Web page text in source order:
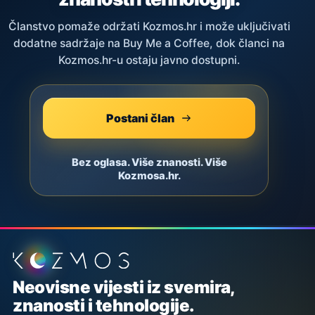
Članstvo pomaže održati Kozmos.hr i može uključivati
dodatne sadržaje na Buy Me a Coffee, dok članci na
Kozmos.hr-u ostaju javno dostupni.
Postani član
Bez oglasa. Više znanosti. Više
Kozmosa.hr.
Podnožje stranice
Neovisne vijesti iz svemira,
znanosti i tehnologije.